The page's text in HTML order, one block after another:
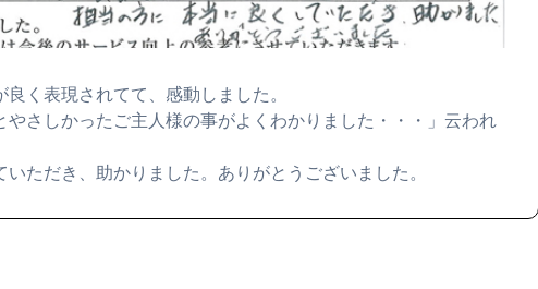
く表現されてて、感動しました。
さしかったご主人様の事がよくわかりました・・・」云われ
ただき、助かりました。ありがとうございました。